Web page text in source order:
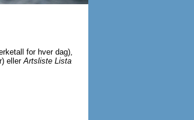
for hver dag),
ellerArtsliste Lista